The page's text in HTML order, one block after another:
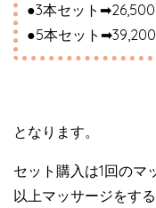
●3本セット➡︎26,500
●5本セット➡︎39,200
となります。
セット購入は1回のマ
以上マッサージをす